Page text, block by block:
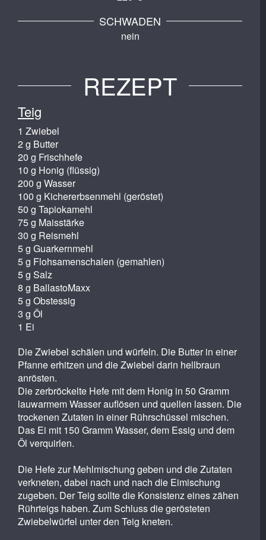
SCHWADEN
nein
REZEPT
Teig
1 Zwiebel
2 g Butter
20 g Frischhefe
10 g Honig (flüssig)
200 g Wasser
100 g Kichererbsenmehl (geröstet)
50 g Tapiokamehl
75 g Maisstärke
30 g Reismehl
5 g Guarkernmehl
5 g Flohsamenschalen (gemahlen)
5 g Salz
8 g BallastoMaxx
5 g Obstessig
3 g Öl
1 Ei
Die Zwiebel schälen und würfeln. Die Butter in einer
Pfanne erhitzen und die Zwiebel darin hellbraun
anrösten.
Die zerbröckelte Hefe mit dem Honig in 50 Gramm
lauwarmem Wasser auflösen und quellen lassen. Die
trockenen Zutaten in einer Rührschüssel mischen.
Das Ei mit 150 Gramm Wasser, dem Essig und dem
Öl verquirlen.
Die Hefe zur Mehlmischung geben und die Zutaten
verkneten, dabei nach und nach die Eimischung
zugeben. Der Teig sollte die Konsistenz eines zähen
Rührteigs haben. Zum Schluss die gerösteten
Zwiebelwürfel unter den Teig kneten.